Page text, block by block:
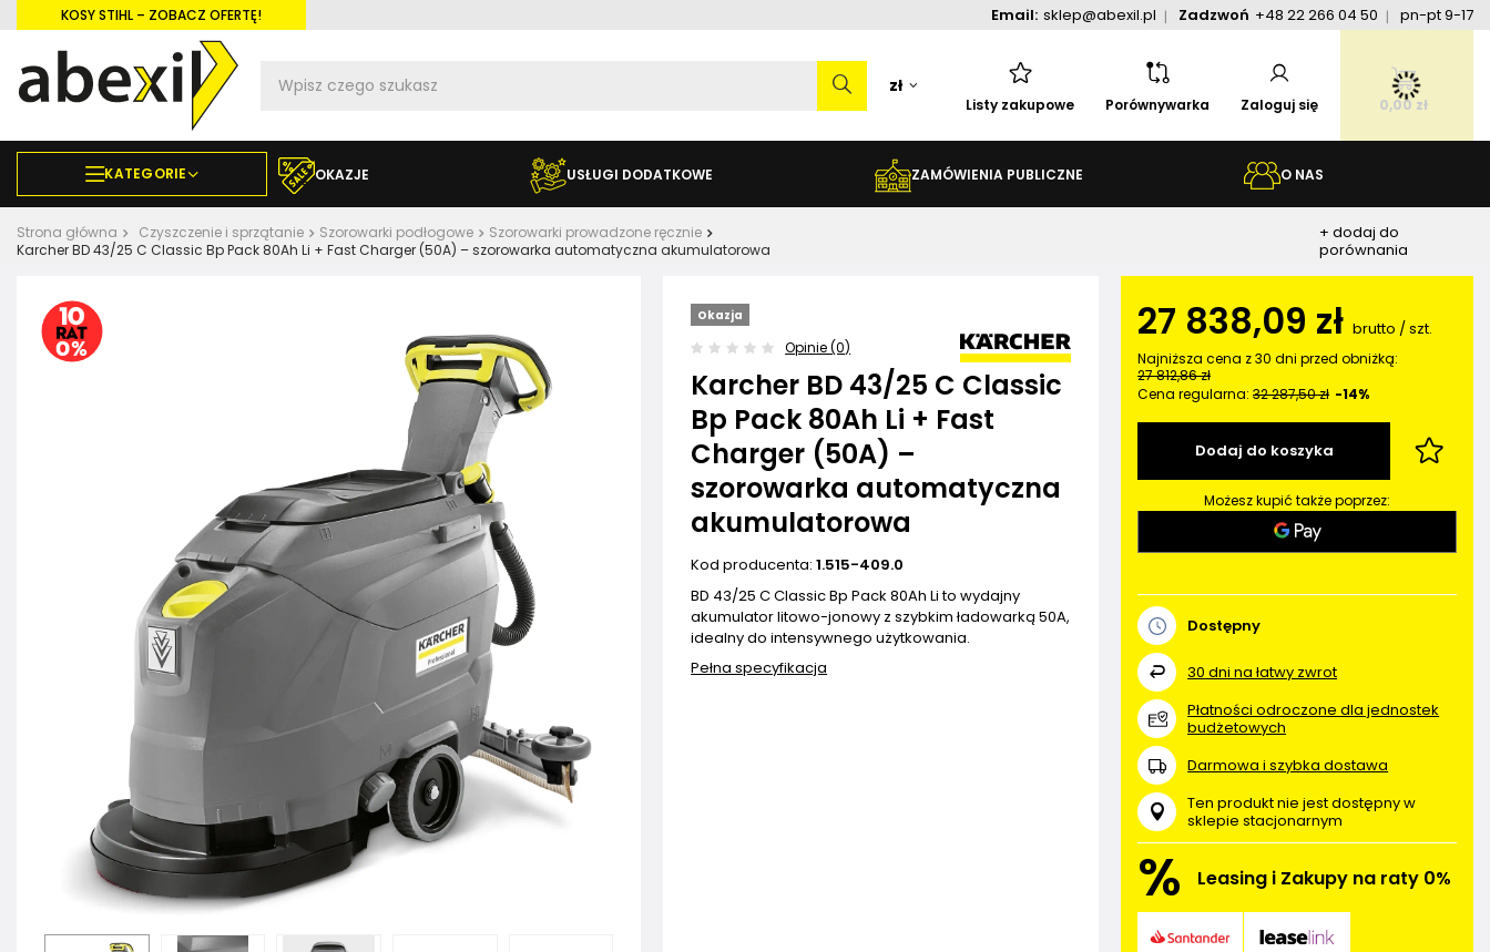
KOSY STIHL – ZOBACZ OFERTĘ! Email: sklep@abexil.pl Zadzwoń +48 22 266 04 50 pn-pt 9-17
zł
Listy zakupowe Porównywarka Zaloguj się 0,00 zł
KATEGORIE OKAZJE USŁUGI DODATKOWE ZAMÓWIENIA PUBLICZNE O NAS
Strona główna Czyszczenie i sprzątanie Szorowarki podłogowe
Szorowarki prowadzone ręcznie
Karcher BD 43/25 C Classic Bp Pack 80Ah Li + Fast Charger (50A) – szorowarka automatyczna akumulatorowa
+ dodaj do
porównania
Okazja
Opinie (0)
Karcher BD 43/25 C Classic
Bp Pack 80Ah Li + Fast
Charger (50A) –
szorowarka automatyczna
akumulatorowa
Kod producenta:1.515-409.0
BD 43/25 C Classic Bp Pack 80Ah Li to wydajny
akumulator litowo-jonowy z szybkim ładowarką 50A,
idealny do intensywnego użytkowania.
Pełna specyfikacja
27 838,09 zł brutto /szt.
Najniższa cena z 30 dni przed obniżką:
27 812,86 zł
Cena regularna:32 287,50 zł -14%
Dodaj do koszyka
Możesz kupić także poprzez:
Dostępny
30 dni na łatwy zwrot
Płatności odroczone dla jednostek
budżetowych
Darmowa i szybka dostawa
Ten produkt nie jest dostępny w
sklepie stacjonarnym
% Leasing i Zakupy na raty 0%